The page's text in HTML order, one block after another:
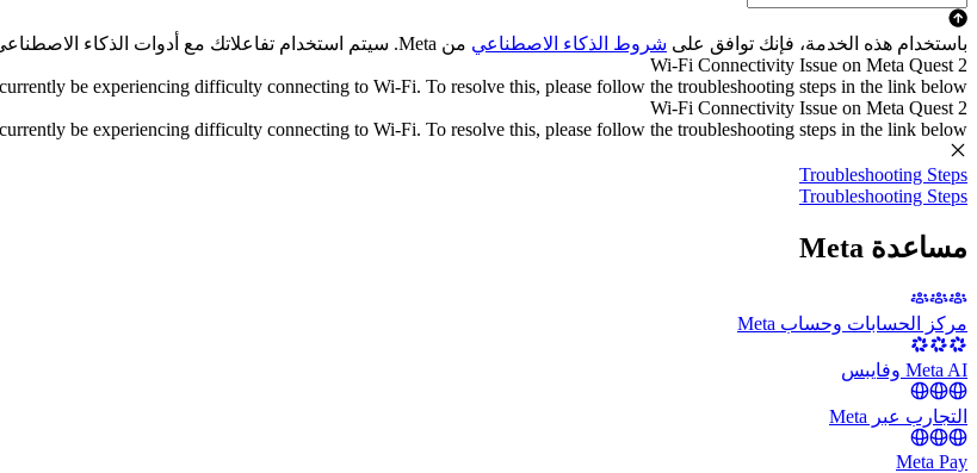
باستخدام هذه الخدمة، فإنك توافق على شروط الذكاء الاصطناعي من Meta. سيتم استخدام تفاعلاتك مع أدوات الذكاء الاصطناعي لتحسين
Wi-Fi Connectivity Issue on Meta Quest 2
be experiencing difficulty connecting to Wi-Fi. To resolve this, please follow the troubleshooting steps in the link below.
Wi-Fi Connectivity Issue on Meta Quest 2
be experiencing difficulty connecting to Wi-Fi. To resolve this, please follow the troubleshooting steps in the link below.
Troubleshooting Steps
Troubleshooting Steps
مساعدة Meta
مركز الحسابات وحساب Meta
Meta AI وفايبس
التجارب عبر Meta
Meta Pay